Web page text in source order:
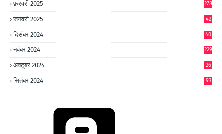
फ़रवरी 2025 278
जनवरी 2025
42
दिसंबर 2024
40
नवंबर 2024 229
अक्टूबर 2024
26
सितंबर 2024 93